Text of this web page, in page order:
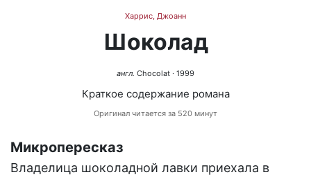
Харрис, Джоанн
Шоколад
англ. Chocolat · 1999
Краткое содержание романа
Оригинал читается за 520 минут
Микропересказ
Владелица шоколадной лавки приехала в